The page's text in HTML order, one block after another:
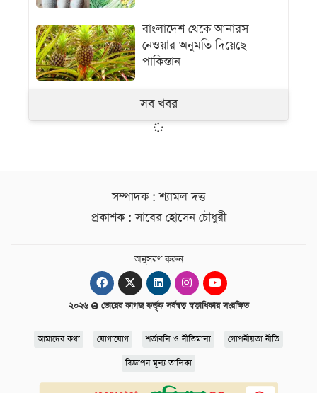
বাংলাদেশ থেকে আনারস
নেওয়ার অনুমতি দিয়েছে
পাকিস্তান
সব খবর
সম্পাদক : শ্যামল দত্ত
প্রকাশক : সাবের হোসেন চৌধুরী
অনুসরণ করুন
২০২৬ ভোরের কাগজ কর্তৃক সর্বস্বত্ব স্বত্বাধিকার সংরক্ষিত
আমাদের কথা যোগাযোগ শর্তাবলি ও নীতিমালা গোপনীয়তা নীতি
বিজ্ঞাপন মূল্য তালিকা